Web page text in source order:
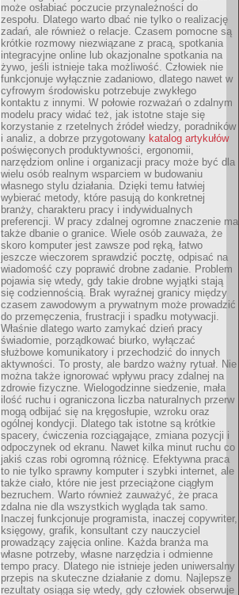
może osłabiać poczucie przynależności do
zespołu. Dlatego warto dbać nie tylko o realizację
zadań, ale również o relacje. Czasem pomocne są
krótkie rozmowy niezwiązane z pracą, spotkania
integracyjne online lub okazjonalne spotkania na
żywo, jeśli istnieje taka możliwość. Człowiek nie
funkcjonuje wyłącznie zadaniowo, dlatego nawet w
cyfrowym środowisku potrzebuje zwykłego
kontaktu z innymi. W połowie rozważań o zdalnym
modelu pracy widać też, jak istotne staje się
korzystanie z rzetelnych źródeł wiedzy, poradników
i analiz, a dobrze przygotowany katalog artykułów
poświęconych produktywności, ergonomii,
narzędziom online i organizacji pracy może być dla
wielu osób realnym wsparciem w budowaniu
własnego stylu działania. Dzięki temu łatwiej
wybierać metody, które pasują do konkretnej
branży, charakteru pracy i indywidualnych
preferencji. W pracy zdalnej ogromne znaczenie ma
także dbanie o granice. Wiele osób zauważa, że
skoro komputer jest zawsze pod ręką, łatwo
jeszcze wieczorem sprawdzić pocztę, odpisać na
wiadomość czy poprawić drobne zadanie. Problem
pojawia się wtedy, gdy takie drobne wyjątki stają
się codziennością. Brak wyraźnej granicy między
czasem zawodowym a prywatnym może prowadzić
do przemęczenia, frustracji i spadku motywacji.
Właśnie dlatego warto zamykać dzień pracy
świadomie, porządkować biurko, wyłączać
służbowe komunikatory i przechodzić do innych
aktywności. To prosty, ale bardzo ważny rytuał. Nie
można także ignorować wpływu pracy zdalnej na
zdrowie fizyczne. Wielogodzinne siedzenie, mała
ilość ruchu i ograniczona liczba naturalnych przerw
mogą odbijać się na kręgosłupie, wzroku oraz
ogólnej kondycji. Dlatego tak istotne są krótkie
spacery, ćwiczenia rozciągające, zmiana pozycji i
odpoczynek od ekranu. Nawet kilka minut ruchu co
jakiś czas robi ogromną różnicę. Efektywna praca
to nie tylko sprawny komputer i szybki internet, ale
także ciało, które nie jest przeciążone ciągłym
bezruchem. Warto również zauważyć, że praca
zdalna nie dla wszystkich wygląda tak samo.
Inaczej funkcjonuje programista, inaczej copywriter,
księgowy, grafik, konsultant czy nauczyciel
prowadzący zajęcia online. Każda branża ma
własne potrzeby, własne narzędzia i odmienne
tempo pracy. Dlatego nie istnieje jeden uniwersalny
przepis na skuteczne działanie z domu. Najlepsze
rezultaty osiąga się wtedy, gdy człowiek obserwuje